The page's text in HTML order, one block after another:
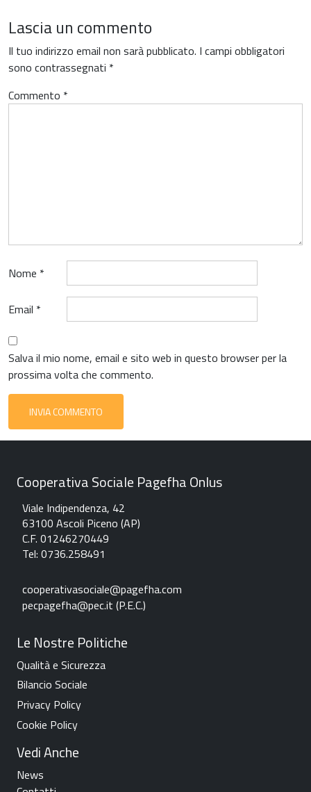
Lascia un commento
Il tuo indirizzo email non sarà pubblicato. I campi obbligatori
sono contrassegnati *
Commento *
Nome *
Email *
Salva il mio nome, email e sito web in questo browser per la
prossima volta che commento.
Cooperativa Sociale Pagefha Onlus
Viale Indipendenza, 42
63100 Ascoli Piceno (AP)
C.F. 01246270449
Tel: 0736.258491
cooperativasociale@pagefha.com
pecpagefha@pec.it (P.E.C.)
Le Nostre Politiche
Qualità e Sicurezza
Bilancio Sociale
Privacy Policy
Cookie Policy
Vedi Anche
News